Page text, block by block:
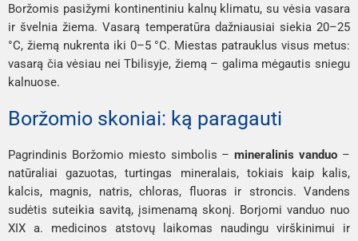
Boržomis pasižymi kontinentiniu kalnų klimatu, su vėsia vasara
ir švelnia žiema. Vasarą temperatūra dažniausiai siekia 20–25
°C, žiemą nukrenta iki 0–5 °C. Miestas patrauklus visus metus:
vasarą čia vėsiau nei Tbilisyje, žiemą – galima mėgautis sniegu
kalnuose.
Boržomio skoniai: ką paragauti
Pagrindinis Boržomio miesto simbolis –mineralinis vanduo –
natūraliai gazuotas, turtingas mineralais, tokiais kaip kalis,
kalcis, magnis, natris, chloras, fluoras ir stroncis. Vandens
sudėtis suteikia savitą, įsimenamą skonį. Borjomi vanduo nuo
XIX a. medicinos atstovų laikomas naudingu virškinimui ir